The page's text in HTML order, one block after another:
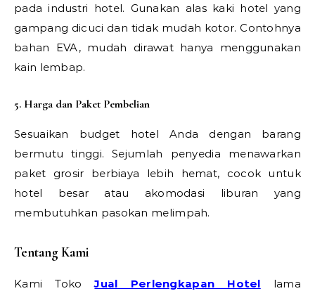
pada industri hotel. Gunakan alas kaki hotel yang
gampang dicuci dan tidak mudah kotor. Contohnya
bahan EVA, mudah dirawat hanya menggunakan
kain lembap.
5. Harga dan Paket Pembelian
Sesuaikan budget hotel Anda dengan barang
bermutu tinggi. Sejumlah penyedia menawarkan
paket grosir berbiaya lebih hemat, cocok untuk
hotel besar atau akomodasi liburan yang
membutuhkan pasokan melimpah.
Tentang Kami
Kami TokoJual Perlengkapan Hotel lama